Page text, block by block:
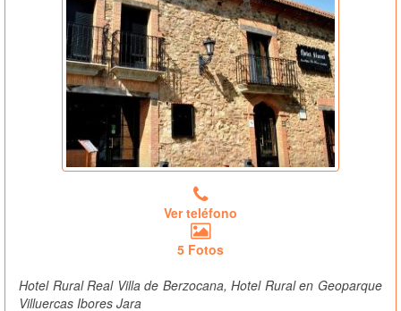
Ver teléfono
5 Fotos
Hotel Rural Real Villa de Berzocana, Hotel Rural en Geoparque
Villuercas Ibores Jara